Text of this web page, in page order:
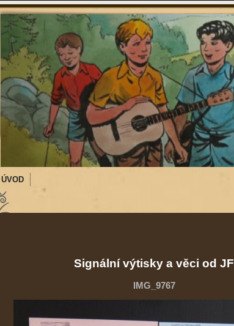
ÚVOD
Signální výtisky a věci od JF
IMG_9767